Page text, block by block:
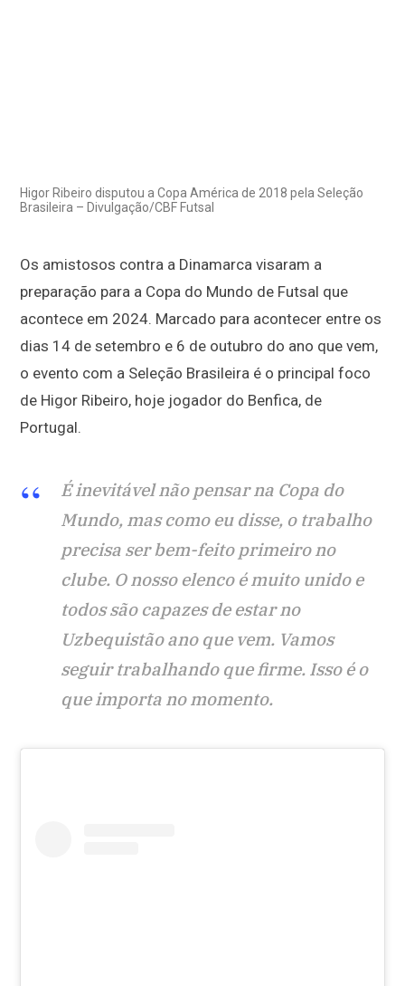
Higor Ribeiro disputou a Copa América de 2018 pela Seleção
Brasileira – Divulgação/CBF Futsal
Os amistosos contra a Dinamarca visaram a
preparação para a Copa do Mundo de Futsal que
acontece em 2024. Marcado para acontecer entre os
dias 14 de setembro e 6 de outubro do ano que vem,
o evento com a Seleção Brasileira é o principal foco
de Higor Ribeiro, hoje jogador do Benfica, de
Portugal.
É inevitável não pensar na Copa do
Mundo, mas como eu disse, o trabalho
precisa ser bem-feito primeiro no
clube. O nosso elenco é muito unido e
todos são capazes de estar no
Uzbequistão ano que vem. Vamos
seguir trabalhando que firme. Isso é o
que importa no momento.